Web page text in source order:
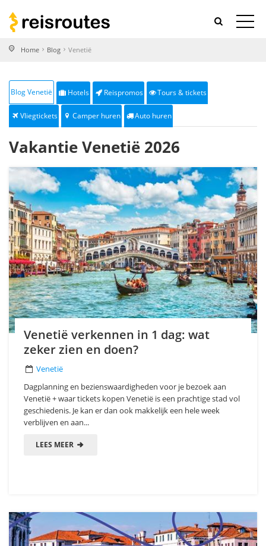
Home Blog Venetië
Blog Venetië Hotels Reispromos Tours & tickets
Vliegtickets Camper huren Auto huren
Vakantie Venetië 2026
Venetië verkennen in 1 dag: wat
zeker zien en doen?
Venetië
Dagplanning en bezienswaardigheden voor je bezoek aan
Venetië + waar tickets kopen Venetië is een prachtige stad vol
geschiedenis. Je kan er dan ook makkelijk een hele week
verblijven en aan...
LEES MEER